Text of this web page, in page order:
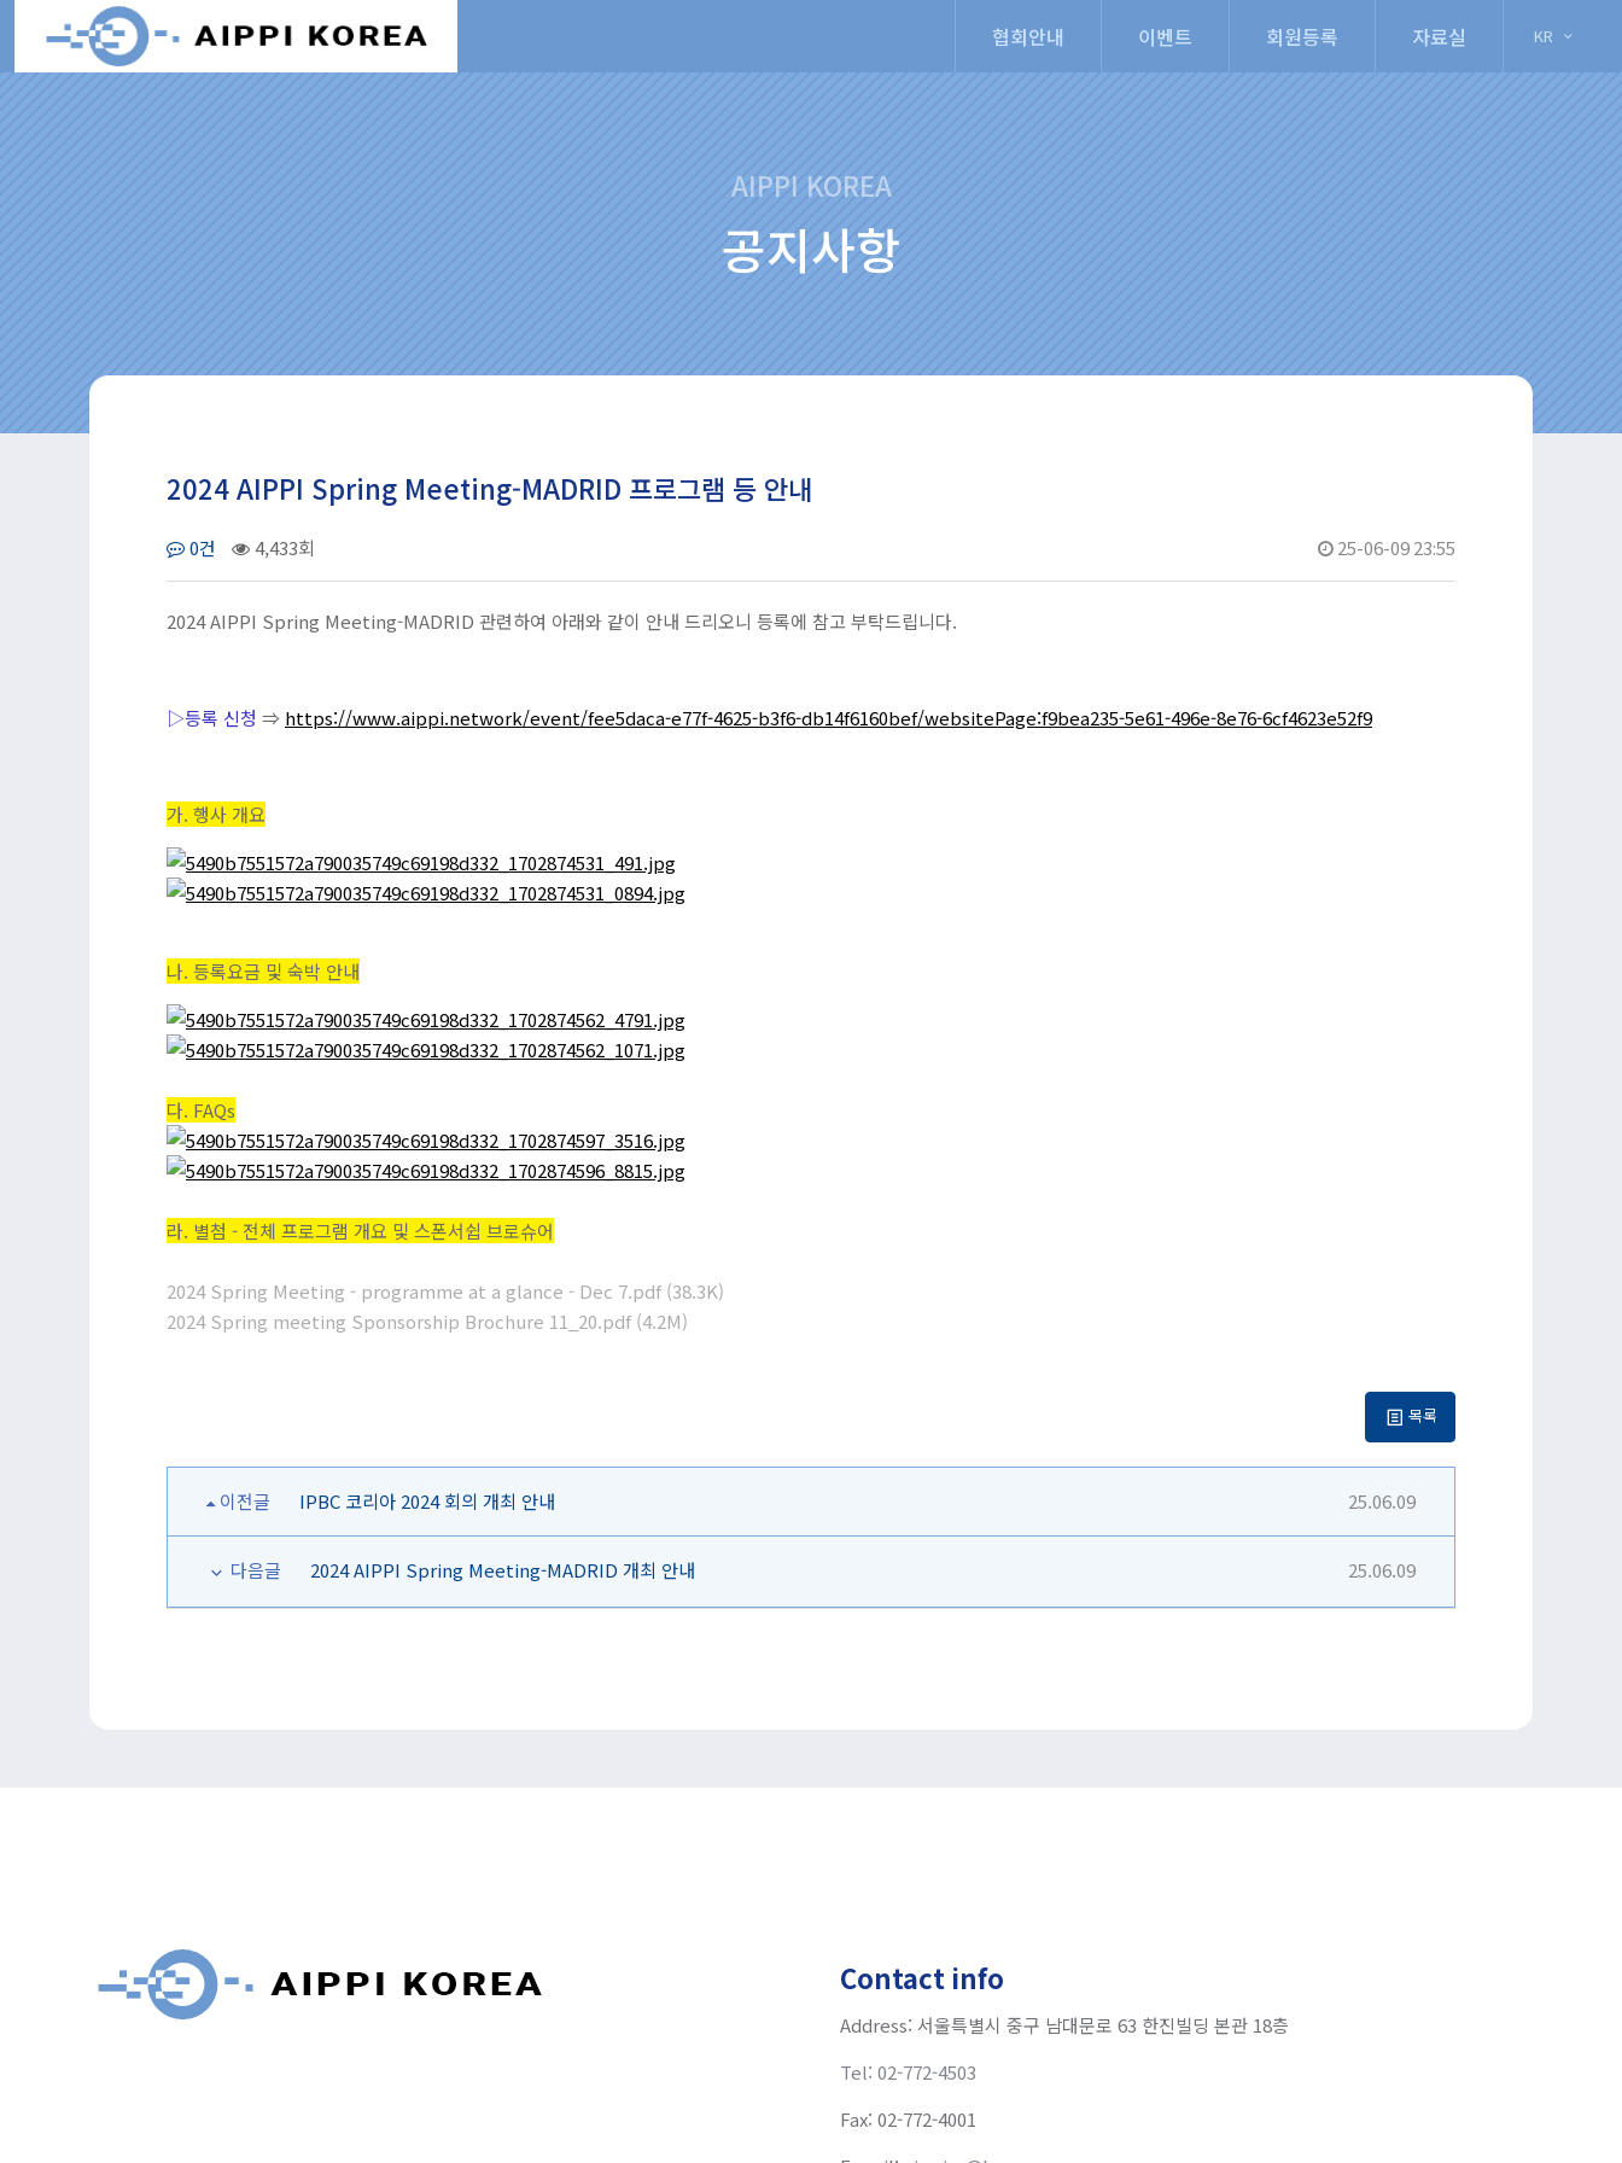
협회안내 이벤트 회원등록 자료실 KR
AIPPI KOREA
공지사항
2024 AIPPI Spring Meeting-MADRID 프로그램 등 안내
0건 4,433회 25-06-09 23:55
2024 AIPPI Spring Meeting-MADRID 관련하여 아래와 같이 안내 드리오니 등록에 참고 부탁드립니다.
▷등록 신청 ⇒ https://www.aippi.network/event/fee5daca-e77f-4625-b3f6-db14f6160bef/websitePage:f9bea235-5e61-496e-8e76-6cf4623e52f9
가. 행사 개요
나. 등록요금 및 숙박 안내
다. FAQs
라. 별첨 - 전체 프로그램 개요 및 스폰서쉽 브로슈어
2024 Spring Meeting - programme at a glance - Dec 7.pdf (38.3K)
2024 Spring meeting Sponsorship Brochure 11_20.pdf (4.2M)
목록
이전글 IPBC 코리아 2024 회의 개최 안내 25.06.09
다음글 2024 AIPPI Spring Meeting-MADRID 개최 안내 25.06.09
Contact info
Address: 서울특별시 중구 남대문로 63 한진빌딩 본관 18층
Tel: 02-772-4503
Fax: 02-772-4001